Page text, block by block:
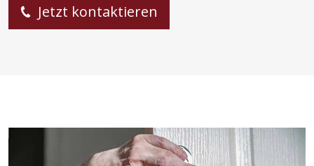
Jetzt kontaktieren